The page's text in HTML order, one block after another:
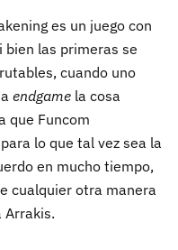
es un juego con
bien las primeras se
cuando uno
endgame la cosa
que Funcom
lo que tal vez sea la
en mucho tiempo,
cualquier otra manera
Arrakis.